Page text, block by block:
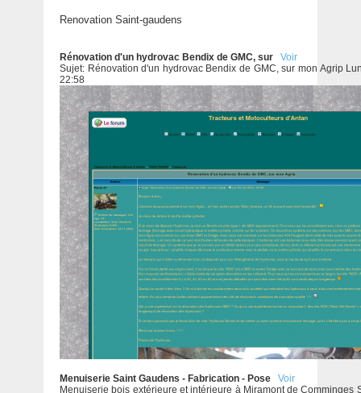
Renovation Saint-gaudens
Rénovation d'un hydrovac Bendix de GMC, sur
Voir
Sujet: Rénovation d'un hydrovac Bendix de GMC, sur mon Agrip
22:58
Menuiserie Saint Gaudens - Fabrication - Pose
Voir
Menuiserie bois extérieure et intérieure à Miramont de Comminges